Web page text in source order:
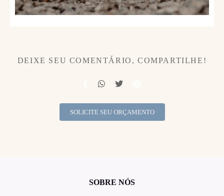
DEIXE SEU COMENTÁRIO, COMPARTILHE!
SOLICITE SEU ORÇAMENTO
SOBRE NÓS